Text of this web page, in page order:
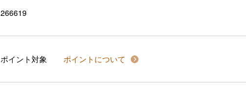
266619
ポイント対象 ポイントについて